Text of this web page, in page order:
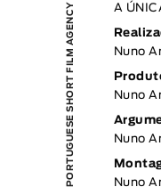
PORTUGUESE SHORT FILM AGENCY
A
Nuno
Nuno
Nuno
Nuno